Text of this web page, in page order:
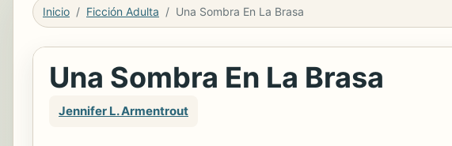
Inicio Ficción Adulta Una Sombra En La Brasa
Una Sombra En La Brasa
Jennifer L. Armentrout